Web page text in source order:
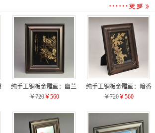
纯手工铜板金雕画：幽兰
￥720￥560
纯手工铜板金雕画：暗香
￥720￥560